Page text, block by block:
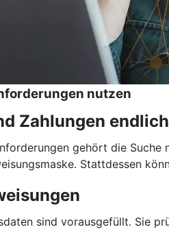
nutzen
Zahlungen
gehört die
Stattdessen
sind vorausgefüllt. Sie